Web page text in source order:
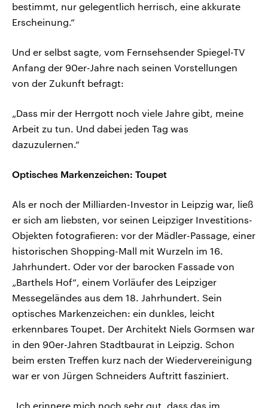
bestimmt, nur gelegentlich herrisch, eine akkurate
Erscheinung.“
Und er selbst sagte, vom Fernsehsender Spiegel-TV
Anfang der 90er-Jahre nach seinen Vorstellungen
von der Zukunft befragt:
„Dass mir der Herrgott noch viele Jahre gibt, meine
Arbeit zu tun. Und dabei jeden Tag was
dazuzulernen.“
Optisches Markenzeichen: Toupet
Als er noch der Milliarden-Investor in Leipzig war, ließ
er sich am liebsten, vor seinen Leipziger Investitions-
Objekten fotografieren: vor der Mädler-Passage, einer
historischen Shopping-Mall mit Wurzeln im 16.
Jahrhundert. Oder vor der barocken Fassade von
„Barthels Hof“, einem Vorläufer des Leipziger
Messegeländes aus dem 18. Jahrhundert. Sein
optisches Markenzeichen: ein dunkles, leicht
erkennbares Toupet. Der Architekt Niels Gormsen war
in den 90er-Jahren Stadtbaurat in Leipzig. Schon
beim ersten Treffen kurz nach der Wiedervereinigung
war er von Jürgen Schneiders Auftritt fasziniert.
„Ich erinnere mich noch sehr gut, dass das im